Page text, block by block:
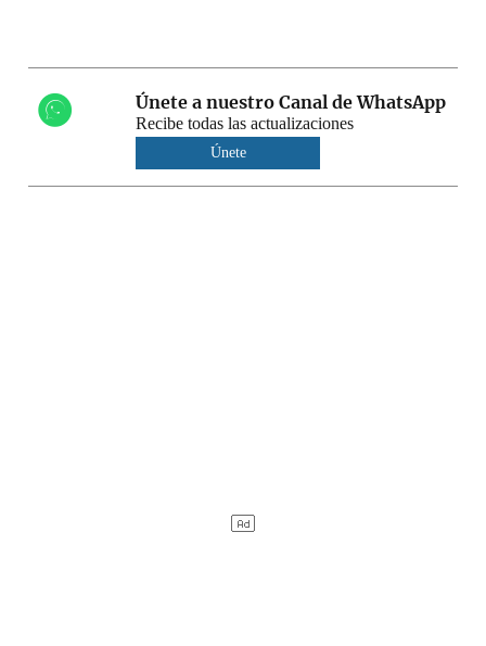
Únete a nuestro Canal de WhatsApp
Recibe todas las actualizaciones
Únete